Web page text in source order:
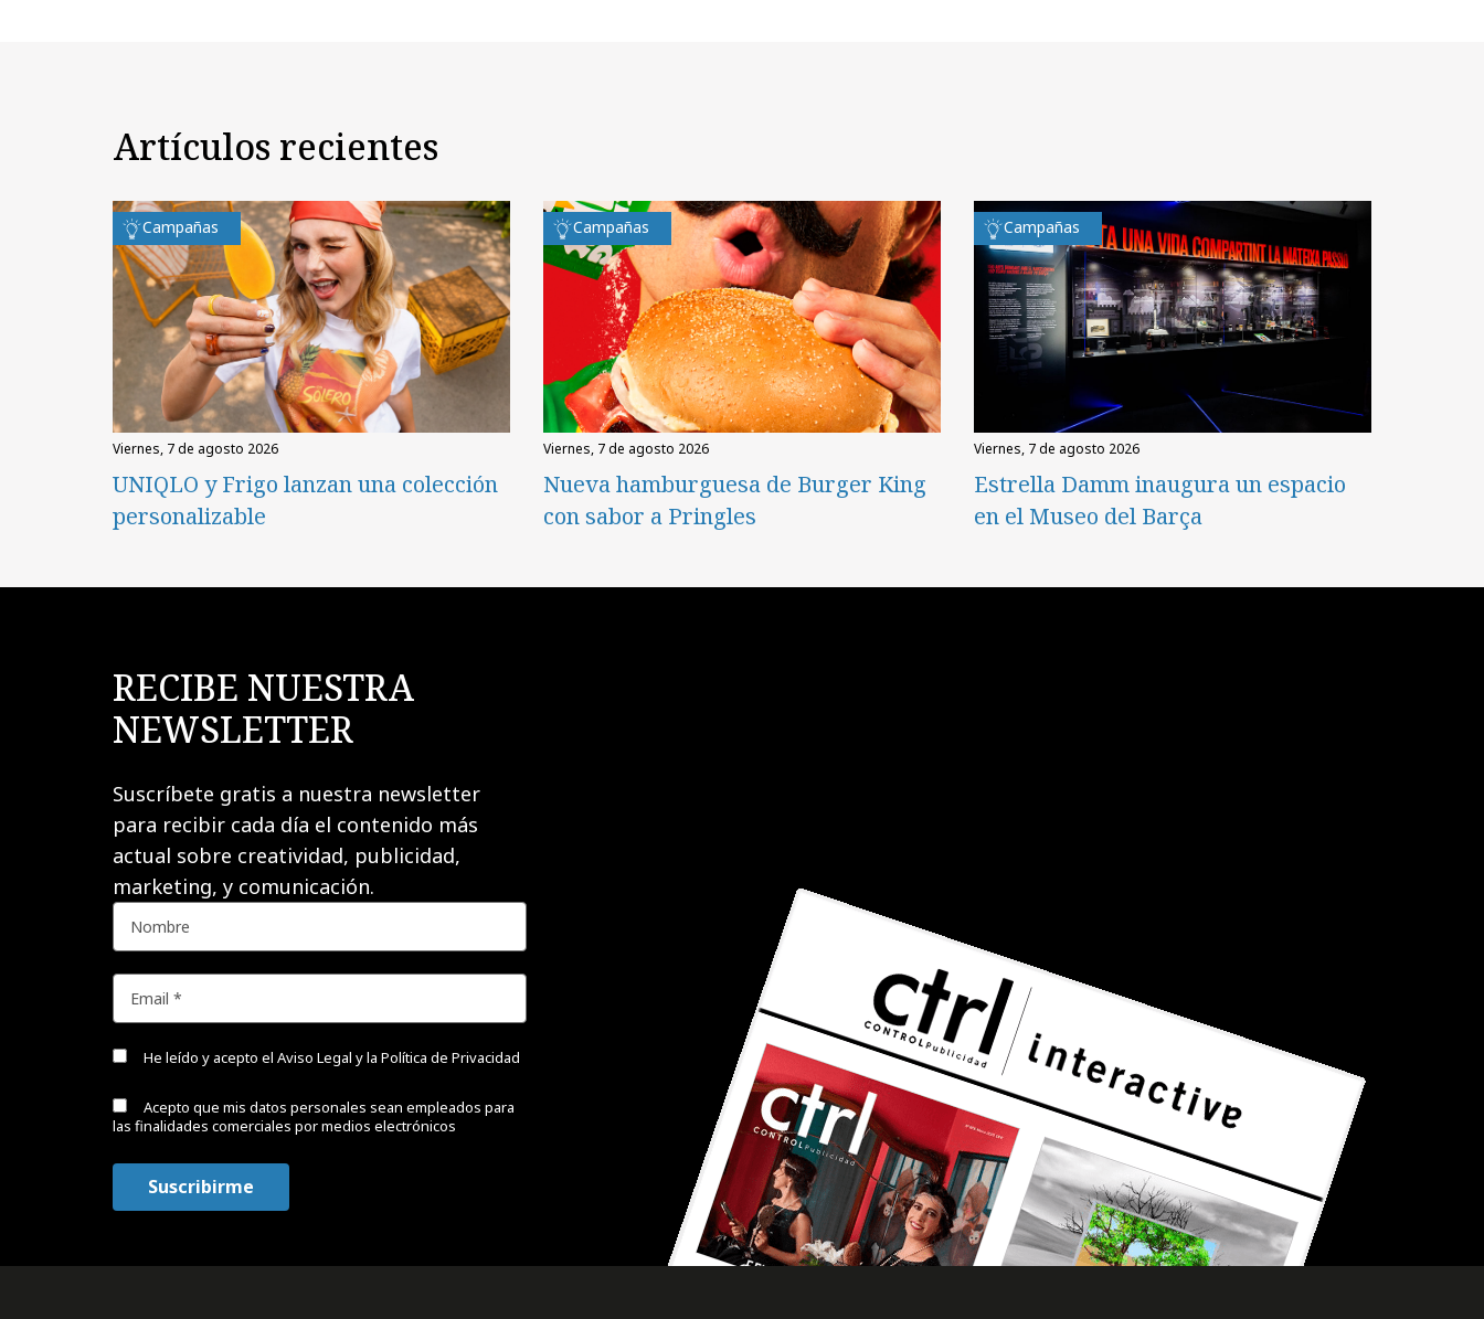
Artículos recientes
Campañas
viernes, 7 de agosto 2026
UNIQLO y Frigo lanzan una colección
personalizable
Campañas
viernes, 7 de agosto 2026
Nueva hamburguesa de Burger King
con sabor a Pringles
Campañas
viernes, 7 de agosto 2026
Estrella Damm inaugura un espacio
en el Museo del Barça
RECIBE NUESTRA
NEWSLETTER
Suscríbete gratis a nuestra newsletter
para recibir cada día el contenido más
actual sobre creatividad, publicidad,
marketing, y comunicación.
He leído y acepto el Aviso Legal y la Política de Privacidad
Acepto que mis datos personales sean empleados para
las finalidades comerciales por medios electrónicos